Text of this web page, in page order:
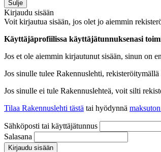
Sulje
Kirjaudu sisään
Voit kirjautua sisään, jos olet jo aiemmin
Käyttäjäprofiilissa käyttäjätunnuksenasi
Jos et ole aiemmin kirjautunut sisään, sinun on
Jos sinulle tulee Rakennuslehti,
Jos sinulle ei tule Rakennuslehteä, voit silti
Tilaa Rakennuslehti tästä tai hyödynnä
Sähköposti tai käyttäjätunnus
Salasana
Kirjaudu sisään